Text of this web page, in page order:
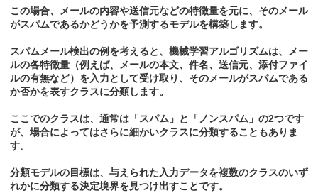
この場合、メールの内容や送信元などの特徴量を元に、そのメール
がスパムであるかどうかを予測するモデルを構築します。
スパムメール検出の例を考えると、機械学習アルゴリズムは、メー
ルの各特徴量（例えば、メールの本文、件名、送信元、添付ファイ
ルの有無など）を入力として受け取り、そのメールがスパムである
か否かを表すクラスに分類します。
ここでのクラスは、通常は「スパム」と「ノンスパム」の2つです
が、場合によってはさらに細かいクラスに分類することもありま
す。
分類モデルの目標は、与えられた入力データを複数のクラスのいず
れかに分類する決定境界を見つけ出すことです。